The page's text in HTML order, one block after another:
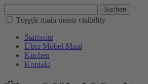
Suchen
Toggle main menu visibility
Startseite
Über Möbel Maul
Küchen
Kontakt